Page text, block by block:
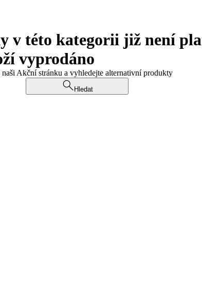
v této kategorii již není
vyprodáno
Akční stránku a vyhledejte alternativní produkty
Hledat